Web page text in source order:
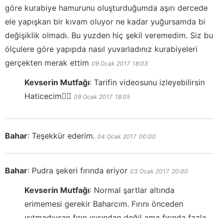
göre kurabiye hamurunu oluşturduğumda aşırı dercede
ele yapışkan bir kıvam oluyor ne kadar yuğursamda bi
değişiklik olmadı. Bu yuzden hiç şekil veremedim. Siz bu
ölçulere göre yapıpda nasıl yuvarladınız kurabiyeleri
gerçekten merak ettim 09 Ocak 2017 18:03
Kevserin Mutfağı: Tarifin videosunu izleyebilirsin
Haticecim👍🏻 09 Ocak 2017 18:05
Bahar: Teşekkür ederim. 04 Ocak 2017 00:00
Bahar: Pudra şekeri fırında eriyor 03 Ocak 2017 20:00
Kevserin Mutfağı: Normal şartlar altında
erimemesi gerekir Baharcım. Fırını önceden